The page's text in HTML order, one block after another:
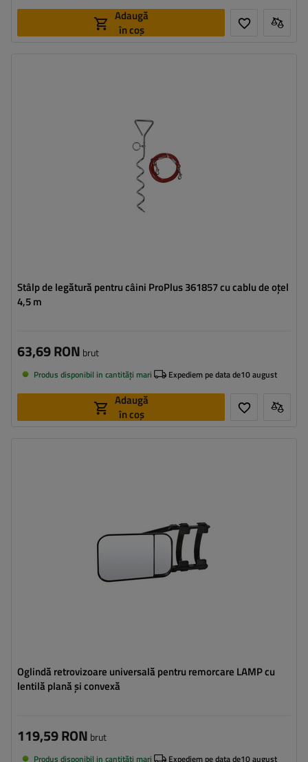
Adaugă
în coș
Stâlp de legătură pentru câini ProPlus 361857 cu cablu de oțel
4,5 m
63,69 RON brut
Produs disponibil in cantități mari Expediem pe data de10 august
Adaugă
în coș
Oglindă retrovizoare universală pentru remorcare LAMP cu
lentilă plană și convexă
119,59 RON brut
Produs disponibil in cantități mari Expediem pe data de10 august